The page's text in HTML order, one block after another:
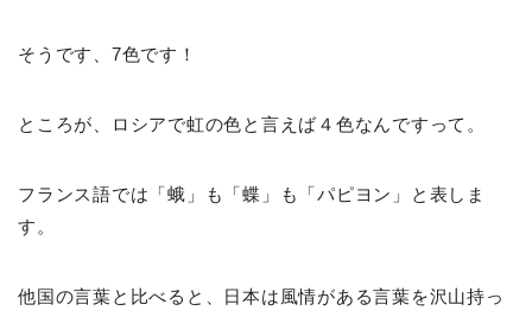
そうです、7色です！
ところが、ロシアで虹の色と言えば４色なんですって。
フランス語では「蛾」も「蝶」も「パピヨン」と表しま
す。
他国の言葉と比べると、日本は風情がある言葉を沢山持っ